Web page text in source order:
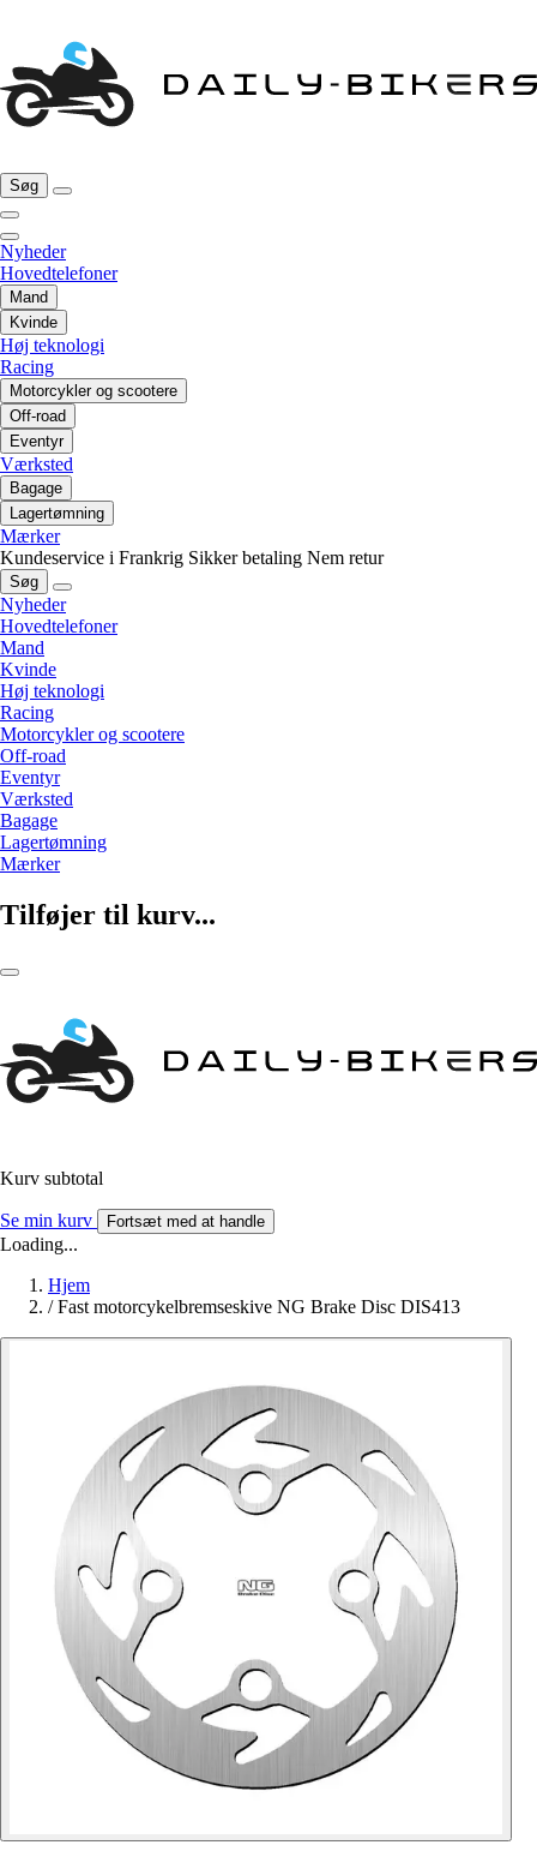
Søg
Nyheder
Hovedtelefoner
Mand
Kvinde
Høj teknologi
Racing
Motorcykler og scootere
Off-road
Eventyr
Værksted
Bagage
Lagertømning
Mærker
Kundeservice i Frankrig Sikker betaling Nem retur
Søg
Nyheder
Hovedtelefoner
Mand
Kvinde
Høj teknologi
Racing
Motorcykler og scootere
Off-road
Eventyr
Værksted
Bagage
Lagertømning
Mærker
Tilføjer til kurv...
Kurv subtotal
Se min kurv Fortsæt med at handle
Loading...
Hjem
/ Fast motorcykelbremseskive NG Brake Disc DIS413